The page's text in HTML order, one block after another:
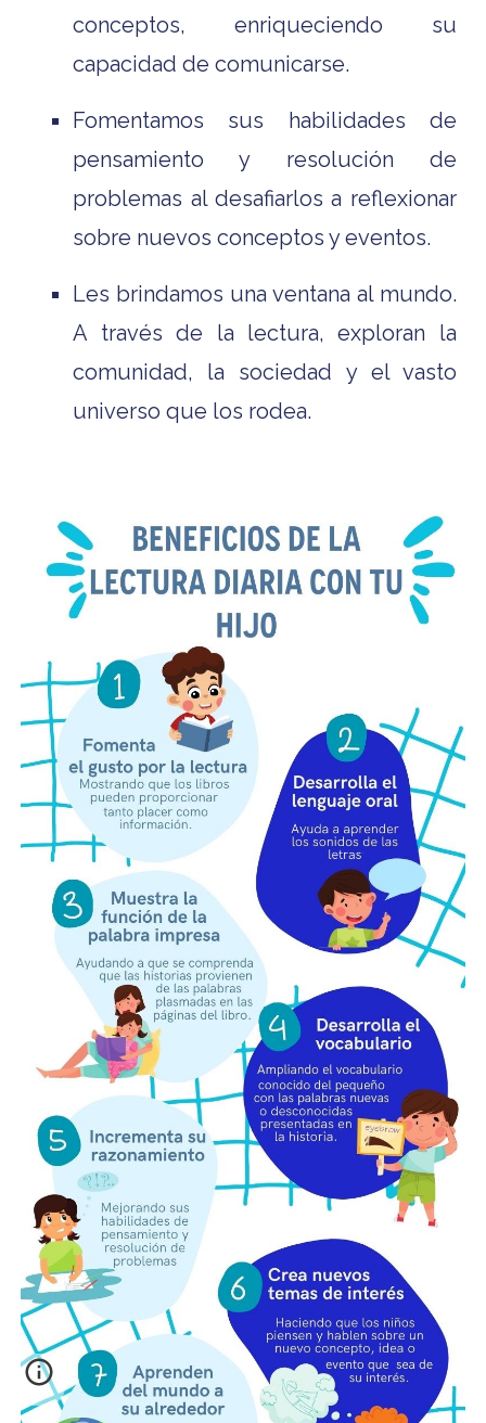
conceptos, enriqueciendo su
capacidad de comunicarse.
Fomentamos sus habilidades de
pensamiento y resolución de
problemas al desafiarlos a reflexionar
sobre nuevos conceptos y eventos.
Les brindamos una ventana al mundo.
A través de la lectura, exploran la
comunidad, la sociedad y el vasto
universo que los rodea.